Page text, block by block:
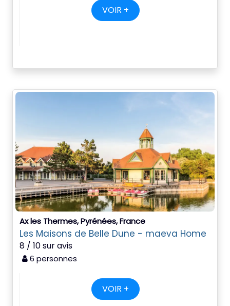
VOIR +
Ax les Thermes, Pyrénées, France
Les Maisons de Belle Dune - maeva Home
8 / 10 sur avis
6 personnes
VOIR +